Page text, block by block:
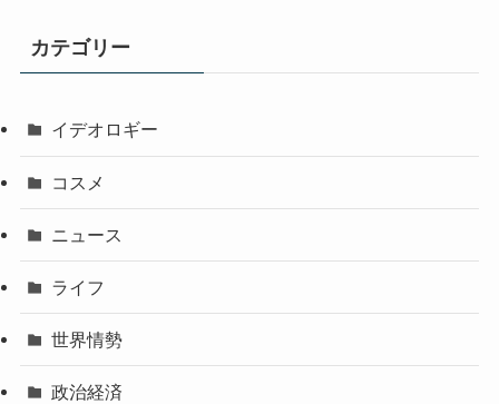
カテゴリー
イデオロギー
コスメ
ニュース
ライフ
世界情勢
政治経済